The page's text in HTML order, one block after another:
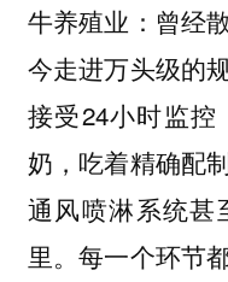
牛养殖业：曾经
今走进万头级的
接受24小时监
奶，吃着精确配
通风喷淋系统甚
里。每一个环节